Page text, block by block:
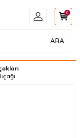
ARA
0